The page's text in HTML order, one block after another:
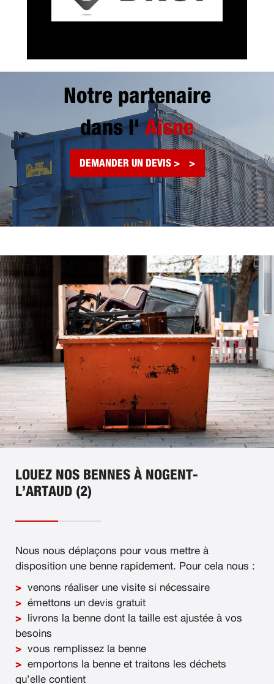
Notre partenaire
dans l'Aisne
DEMANDER UN DEVIS >
LOUEZ NOS BENNES À NOGENT-
L’ARTAUD (2)
Nous nous déplaçons pour vous mettre à
disposition une benne rapidement. Pour cela nous :
venons réaliser une visite si nécessaire
émettons un devis gratuit
livrons la benne dont la taille est ajustée à vos
besoins
vous remplissez la benne
emportons la benne et traitons les déchets
qu’elle contient